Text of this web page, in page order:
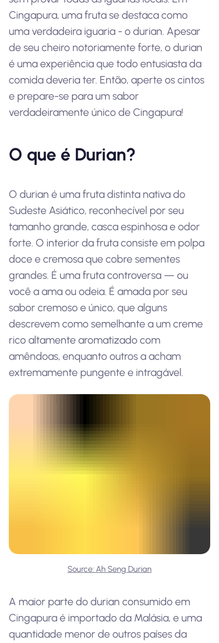
Cingapura, uma fruta se destaca como
uma verdadeira iguaria - o durian. Apesar
de seu cheiro notoriamente forte, o durian
é uma experiência que todo entusiasta da
comida deveria ter. Então, aperte os cintos
e prepare-se para um sabor
verdadeiramente único de Cingapura!
O que é Durian?
O durian é uma fruta distinta nativa do
Sudeste Asiático, reconhecível por seu
tamanho grande, casca espinhosa e odor
forte. O interior da fruta consiste em polpa
doce e cremosa que cobre sementes
grandes. É uma fruta controversa — ou
você a ama ou odeia. É amada por seu
sabor cremoso e único, que alguns
descrevem como semelhante a um creme
rico altamente aromatizado com
amêndoas, enquanto outros a acham
extremamente pungente e intragável.
Source: Ah Seng Durian
A maior parte do durian consumido em
Cingapura é importado da Malásia, e uma
quantidade menor de outros países da